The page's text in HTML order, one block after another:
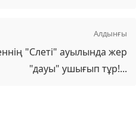
Алдынғы
"Слеті" ауылында жер
"дауы" ушығып тұр!...